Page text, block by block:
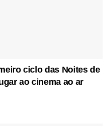
ciclo das Noites de
ao cinema ao ar